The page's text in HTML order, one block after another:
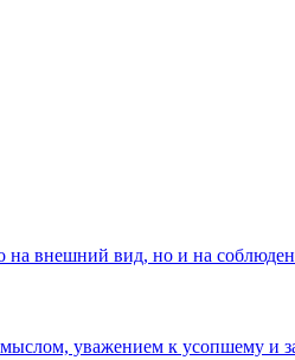
на внешний вид, но и на
уважением к усопшему и